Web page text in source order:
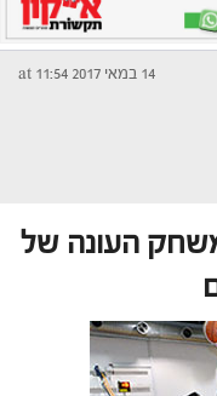
14 במאי 2017 at 11:54
משחק העונה של